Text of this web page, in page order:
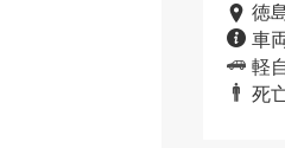
徳
車
軽
死